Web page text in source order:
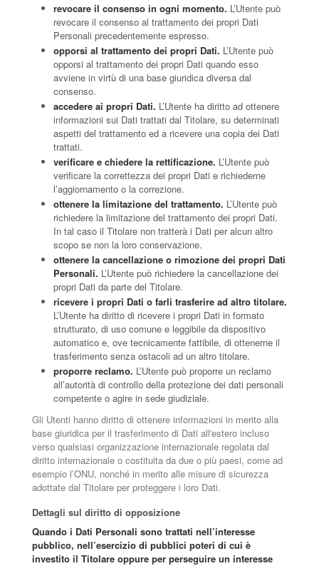
revocare il consenso in ogni momento. L’Utente può
revocare il consenso al trattamento dei propri Dati
Personali precedentemente espresso.
opporsi al trattamento dei propri Dati. L’Utente può
opporsi al trattamento dei propri Dati quando esso
avviene in virtù di una base giuridica diversa dal
consenso.
accedere ai propri Dati. L’Utente ha diritto ad ottenere
informazioni sui Dati trattati dal Titolare, su determinati
aspetti del trattamento ed a ricevere una copia dei Dati
trattati.
verificare e chiedere la rettificazione. L’Utente può
verificare la correttezza dei propri Dati e richiederne
l’aggiornamento o la correzione.
ottenere la limitazione del trattamento. L’Utente può
richiedere la limitazione del trattamento dei propri Dati.
In tal caso il Titolare non tratterà i Dati per alcun altro
scopo se non la loro conservazione.
ottenere la cancellazione o rimozione dei propri Dati
Personali. L’Utente può richiedere la cancellazione dei
propri Dati da parte del Titolare.
ricevere i propri Dati o farli trasferire ad altro titolare.
L’Utente ha diritto di ricevere i propri Dati in formato
strutturato, di uso comune e leggibile da dispositivo
automatico e, ove tecnicamente fattibile, di ottenerne il
trasferimento senza ostacoli ad un altro titolare.
proporre reclamo. L’Utente può proporre un reclamo
all’autorità di controllo della protezione dei dati personali
competente o agire in sede giudiziale.
Gli Utenti hanno diritto di ottenere informazioni in merito alla
base giuridica per il trasferimento di Dati all'estero incluso
verso qualsiasi organizzazione internazionale regolata dal
diritto internazionale o costituita da due o più paesi, come ad
esempio l’ONU, nonché in merito alle misure di sicurezza
adottate dal Titolare per proteggere i loro Dati.
Dettagli sul diritto di opposizione
Quando i Dati Personali sono trattati nell’interesse
pubblico, nell’esercizio di pubblici poteri di cui è
investito il Titolare oppure per perseguire un interesse